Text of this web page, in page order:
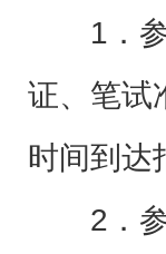
1．参
证、笔试
时间到达
2．参